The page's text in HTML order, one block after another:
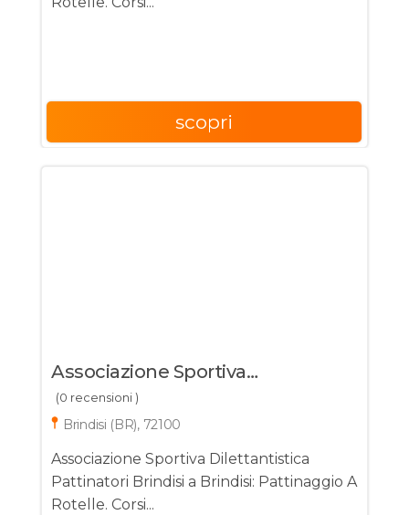
scopri
Associazione Sportiva
Dilettantistica Pattinatori Brindisi
(0 recensioni )
Brindisi (BR), 72100
Associazione Sportiva Dilettantistica
Pattinatori Brindisi a Brindisi: Pattinaggio A
Rotelle. Corsi...